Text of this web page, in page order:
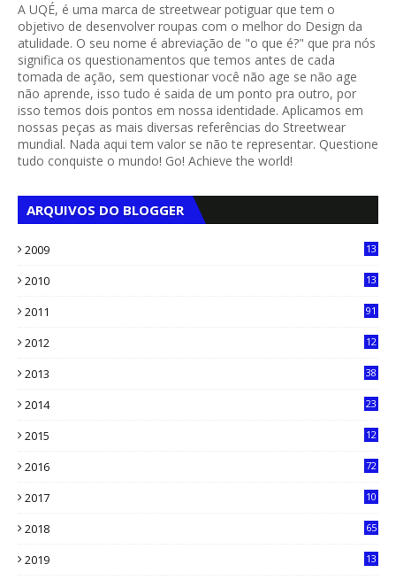
A UQÉ, é uma marca de streetwear potiguar que tem o
objetivo de desenvolver roupas com o melhor do Design da
atulidade. O seu nome é abreviação de "o que é?" que pra nós
significa os questionamentos que temos antes de cada
tomada de ação, sem questionar você não age se não age
não aprende, isso tudo é saida de um ponto pra outro, por
isso temos dois pontos em nossa identidade. Aplicamos em
nossas peças as mais diversas referências do Streetwear
mundial. Nada aqui tem valor se não te representar. Questione
tudo conquiste o mundo! Go! Achieve the world!
ARQUIVOS DO BLOGGER
2009
13
2010
13
2011 91
2012
12
2013
38
2014
23
2015
12
2016
72
2017 10
2018 65
2019
13